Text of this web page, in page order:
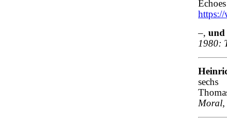
–, und
1980:
sechs
Moral